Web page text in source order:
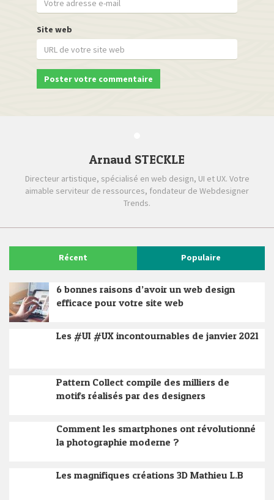
Site web
Arnaud STECKLE
Directeur artistique, spécialisé en web design, UI et UX. Votre
aimable serviteur de ressources, fondateur de Webdesigner
Trends.
Récent Populaire
6 bonnes raisons d’avoir un web design
efficace pour votre site web
Les #UI #UX incontournables de janvier 2021
Pattern Collect compile des milliers de
motifs réalisés par des designers
Comment les smartphones ont révolutionné
la photographie moderne ?
Les magnifiques créations 3D Mathieu L.B